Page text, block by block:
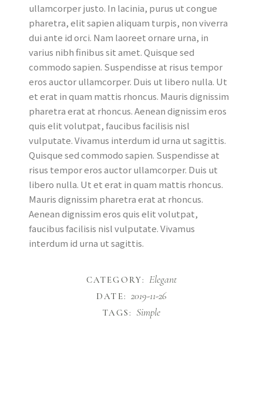
ullamcorper justo. In lacinia, purus ut congue
pharetra, elit sapien aliquam turpis, non viverra
dui ante id orci. Nam laoreet ornare urna, in
varius nibh finibus sit amet. Quisque sed
commodo sapien. Suspendisse at risus tempor
eros auctor ullamcorper. Duis ut libero nulla. Ut
et erat in quam mattis rhoncus. Mauris dignissim
pharetra erat at rhoncus. Aenean dignissim eros
quis elit volutpat, faucibus facilisis nisl
vulputate. Vivamus interdum id urna ut sagittis.
Quisque sed commodo sapien. Suspendisse at
risus tempor eros auctor ullamcorper. Duis ut
libero nulla. Ut et erat in quam mattis rhoncus.
Mauris dignissim pharetra erat at rhoncus.
Aenean dignissim eros quis elit volutpat,
faucibus facilisis nisl vulputate. Vivamus
interdum id urna ut sagittis.
CATEGORY: Elegant
DATE: 2019-11-26
TAGS: Simple